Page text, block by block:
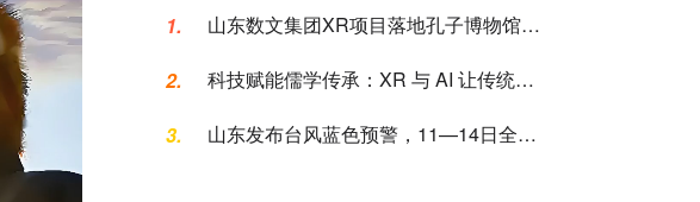
1.
山东数文集团XR项目落地孔子博物馆，
2.
科技赋能儒学传承：XR 与 AI 让传统文
3.
山东发布台风蓝色预警，11—14日全省